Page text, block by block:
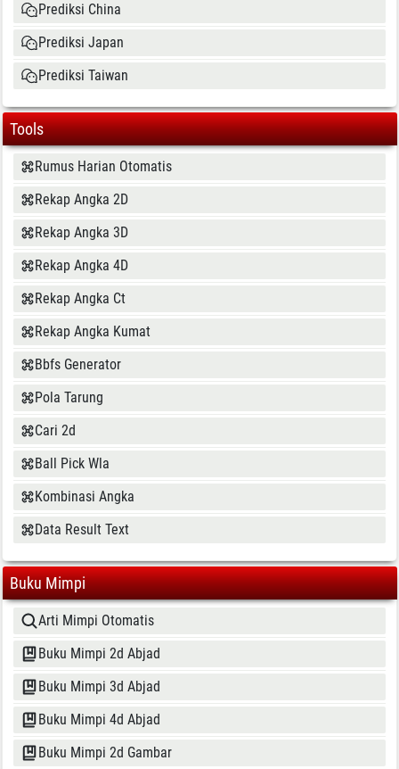
Prediksi China
Prediksi Japan
Prediksi Taiwan
Tools
Rumus Harian Otomatis
Rekap Angka 2D
Rekap Angka 3D
Rekap Angka 4D
Rekap Angka Ct
Rekap Angka Kumat
Bbfs Generator
Pola Tarung
Cari 2d
Ball Pick Wla
Kombinasi Angka
Data Result Text
Buku Mimpi
Arti Mimpi Otomatis
Buku Mimpi 2d Abjad
Buku Mimpi 3d Abjad
Buku Mimpi 4d Abjad
Buku Mimpi 2d Gambar